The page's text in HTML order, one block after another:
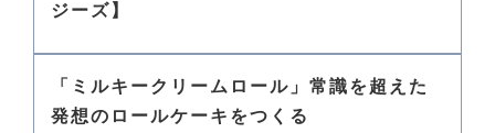
ジーズ】
「ミルキークリームロール」常識を超えた
発想のロールケーキをつくる